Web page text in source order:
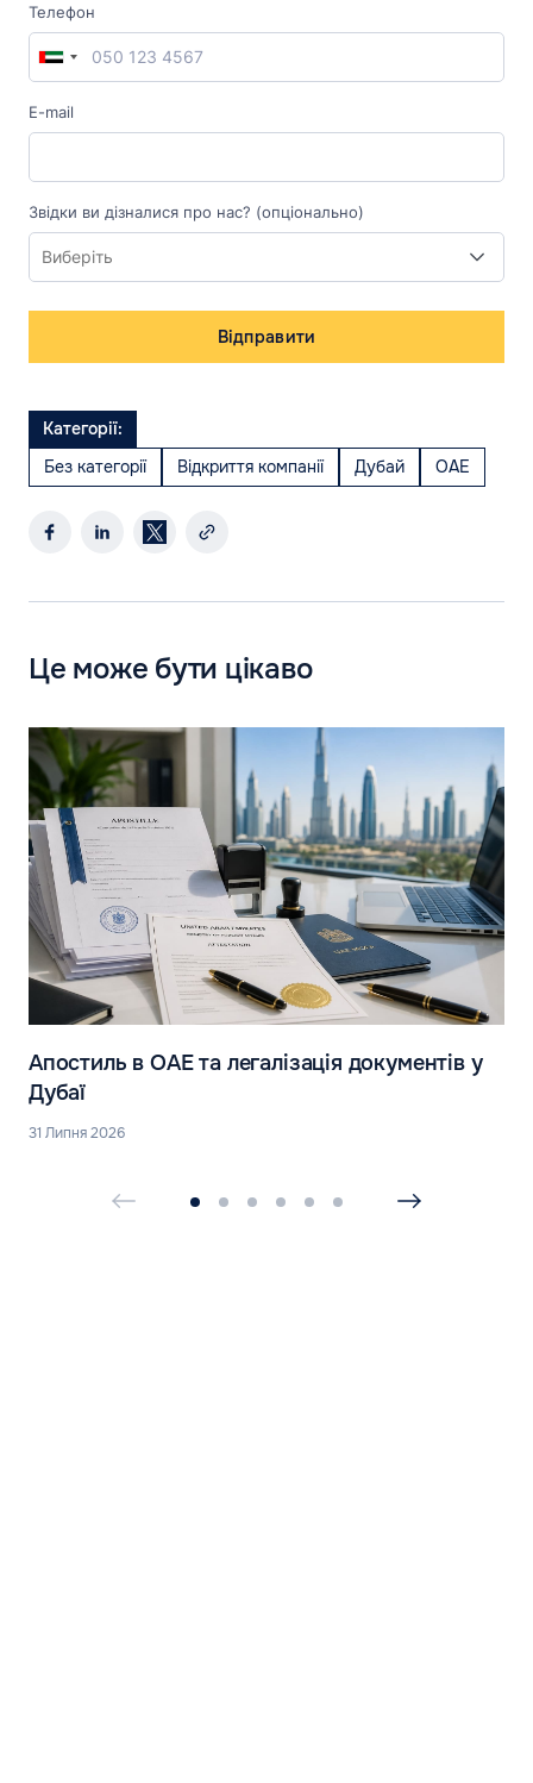
Телефон
E-mail
Звідки ви дізналися про нас? (опціонально)
Відправити
Категорії:
Без категорії
Відкриття компанії Дубай ОАЕ
Це може бути цікаво
Апостиль в ОАЕ та легалізація документів у
Дубаї
31 Липня 2026